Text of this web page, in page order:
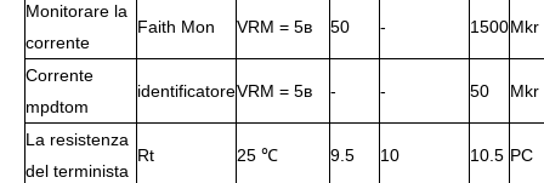
Monitorare la
corrente
Faith Mon VRM = 5в 50 - 1500Mkr
Corrente
mpdtom
identificatoreVRM = 5в - - 50 Mkr
La resistenza
del terminista
Rt 25 ℃ 9.5 10 10.5 PC